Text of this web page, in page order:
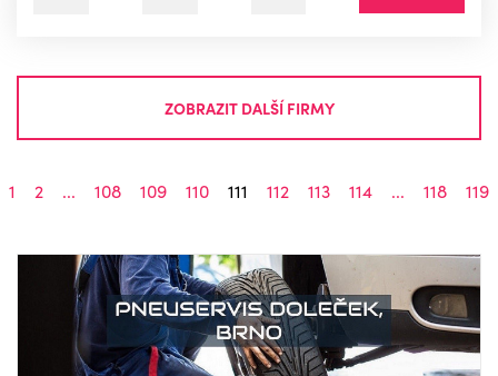
ZOBRAZIT DALŠÍ FIRMY
1 2 ... 108 109 110 111 112 113 114 ... 118 119